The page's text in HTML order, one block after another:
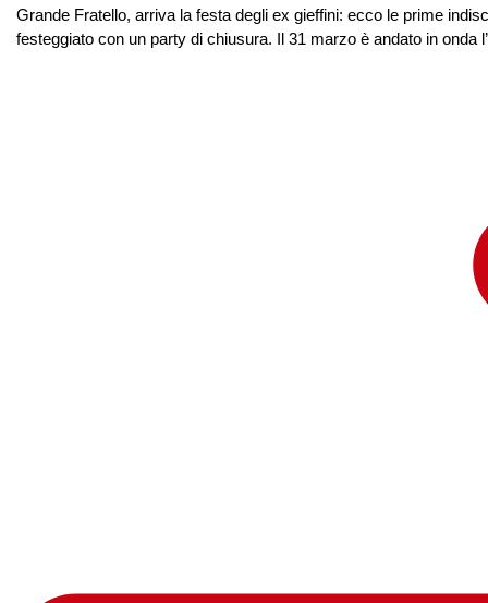
Grande Fratello, arriva la festa degli ex gieffini: ecco le prime
festeggiato con un party di chiusura. Il 31 marzo è andato in onda